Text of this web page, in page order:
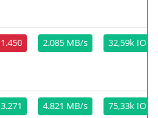
1.450 2.085 MB/s 32,59k IOPS
3.271 4.821 MB/s 75,33k IOPS